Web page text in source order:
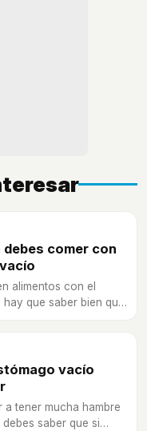
debes comer con
alimentos con el
que saber bien qué
vacío
a tener mucha hambre
saber que si